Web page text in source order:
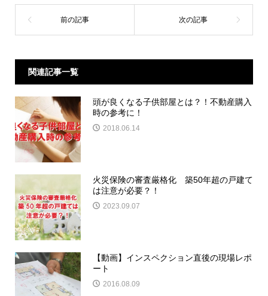
関連記事一覧
頭が良くなる子供部屋とは？！不動産購入
時の参考に！
2018.06.14
火災保険の審査厳格化 築50年超の戸建て
は注意が必要？！
2023.09.07
【動画】インスペクション直後の現場レポ
ート
2016.08.09